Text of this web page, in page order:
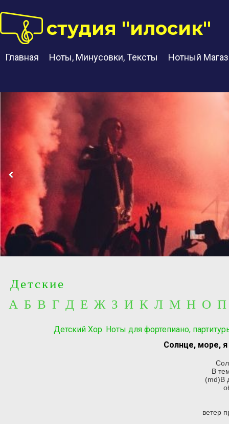
Главная Ноты, Минусовки, Тексты Нотный
студия "илосик"
А Б В Г Д Е Ж З И К Л М Н О
Детские
Детский Хор. Ноты для фортепиано,
Солнце, море,
В
(md)В
ветер